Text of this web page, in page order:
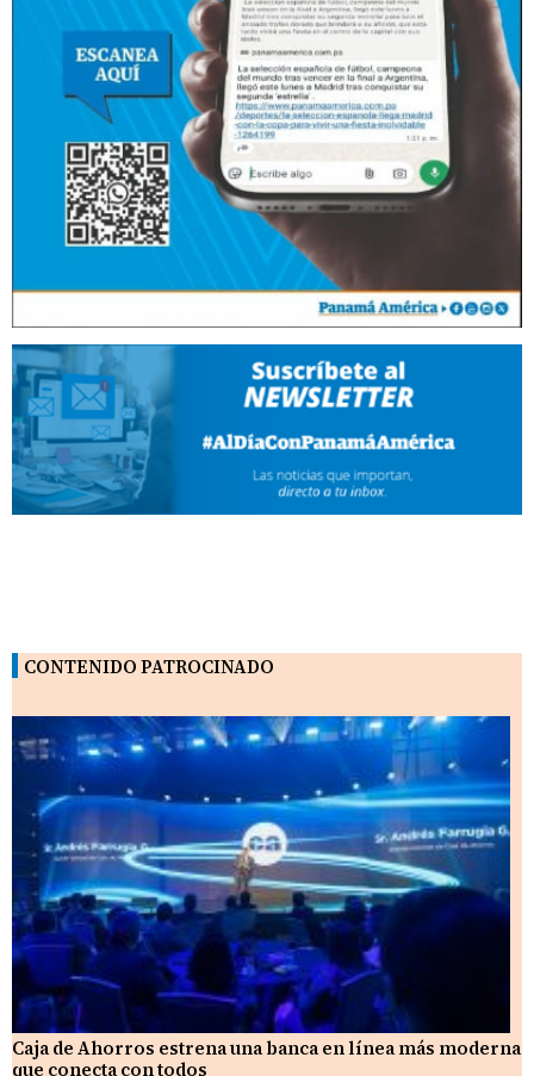
CONTENIDO PATROCINADO
Caja de Ahorros estrena una banca en línea más moderna
que conecta con todos